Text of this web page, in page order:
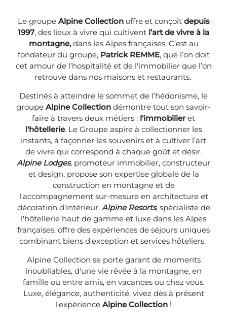
Le groupe Alpine Collectionoffre et conçoit depuis
1997, des lieux à vivre qui cultivent l’art de vivre à la
montagne,dans les Alpes françaises. C’est au
fondateur du groupe, Patrick REMME, que l’on doit
cet amour de l’hospitalité et de l'immobilier que l’on
retrouve dans nos maisons et restaurants.
Destinés à atteindre le sommet de l’hédonisme, le
groupe Alpine Collection démontre tout son savoir-
faire à travers deux métiers : l'immobilieret
l'hôtellerie. Le Groupe aspire à collectionner les
instants, à façonner les souvenirs et à cultiver l’art
de vivre qui correspond à chaque goût et désir.
Alpine Lodges, promoteur immobilier, constructeur
et design, propose son expertise globale de la
construction en montagne et de
l'accompagnement sur-mesure en architecture et
décoration d'intérieur. Alpine Resorts, spécialiste de
l'hôtellerie haut de gamme et luxe dans les Alpes
françaises, offre des expériences de séjours uniques
combinant biens d'exception et services hôteliers.
Alpine Collection se porte garant de moments
inoubliables, d'une vie rêvée à la montagne, en
famille ou entre amis, en vacances ou chez vous.
Luxe, élégance, authenticité, vivez dès à présent
l'expérience Alpine Collection !